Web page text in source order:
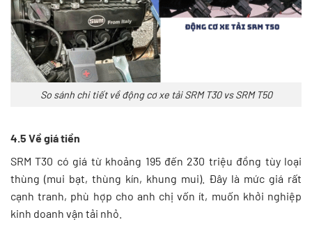
So sánh chi tiết về động cơ xe tải SRM T30 vs SRM T50
4.5 Về giá tiền
SRM T30 có giá từ khoảng 195 đến 230 triệu đồng tùy loại
thùng (mui bạt, thùng kín, khung mui). Đây là mức giá rất
cạnh tranh, phù hợp cho anh chị vốn ít, muốn khởi nghiệp
kinh doanh vận tải nhỏ.